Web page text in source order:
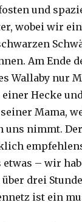
und
wobei wir
Am Ende
Wallaby nur
Hecke
Mama,
uns nimmt.
– wir
drei
ist ein